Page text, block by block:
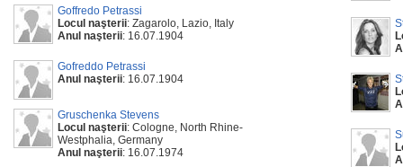
Goffredo Petrassi
Locul naşterii: Zagarolo, Lazio, Italy
Anul naşterii: 16.07.1904
Gofreddo Petrassi
Anul naşterii: 16.07.1904
Gruschenka Stevens
Locul naşterii: Cologne, North Rhine-
Westphalia, Germany
Anul naşterii: 16.07.1974